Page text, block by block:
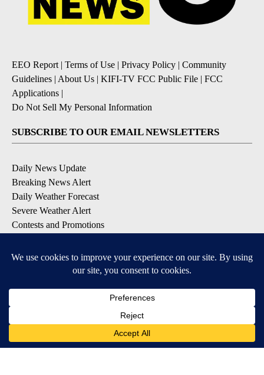
EEO Report| Terms of Use | Privacy Policy | Community
Guidelines | About Us | KIFI-TV FCC Public File | FCC
Applications |
Do Not Sell My Personal Information
SUBSCRIBE TO OUR EMAIL NEWSLETTERS
Daily News Update
Breaking News Alert
Daily Weather Forecast
Severe Weather Alert
Contests and Promotions